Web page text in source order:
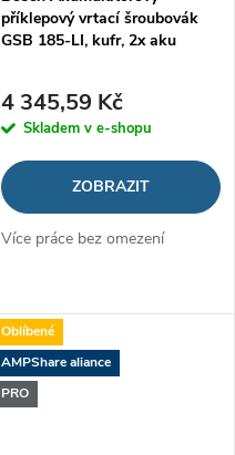
příklepový vrtací šroubovák
GSB 185-LI, kufr, 2x aku
4 345,59 Kč
Skladem v e-shopu
ZOBRAZIT
Více práce bez omezení
Oblíbené
AMPShare aliance
PRO